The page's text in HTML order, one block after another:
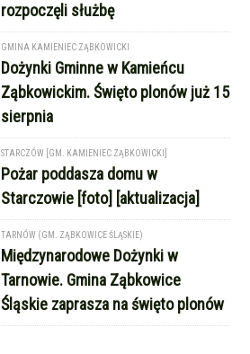
rozpoczęli służbę
GMINA KAMIENIEC ZĄBKOWICKI
Dożynki Gminne w Kamieńcu
Ząbkowickim. Święto plonów już 15
sierpnia
STARCZÓW [GM. KAMIENIEC ZĄBKOWICKI]
Pożar poddasza domu w
Starczowie [foto] [aktualizacja]
TARNÓW (GM. ZĄBKOWICE ŚLĄSKIE)
Międzynarodowe Dożynki w
Tarnowie. Gmina Ząbkowice
Śląskie zaprasza na święto plonów